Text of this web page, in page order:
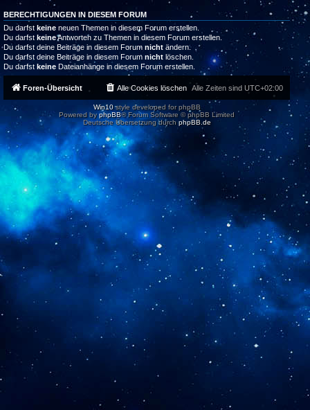
BERECHTIGUNGEN IN DIESEM FORUM
Du darfst keine neuen Themen in diesem Forum erstellen.
Du darfst keineAntworten zu Themen in diesem Forum erstellen.
Du darfst deine Beiträge in diesem Forum nicht ändern.
Du darfst deine Beiträge in diesem Forum nicht löschen.
Du darfst keine Dateianhänge in diesem Forum erstellen.
Foren-Übersicht Alle Zeiten sind UTC+02:00
Alle Cookies löschen
Win10style developed for phpBB
Powered byphpBB® Forum Software © phpBB Limited
Deutsche Übersetzung durch phpBB.de